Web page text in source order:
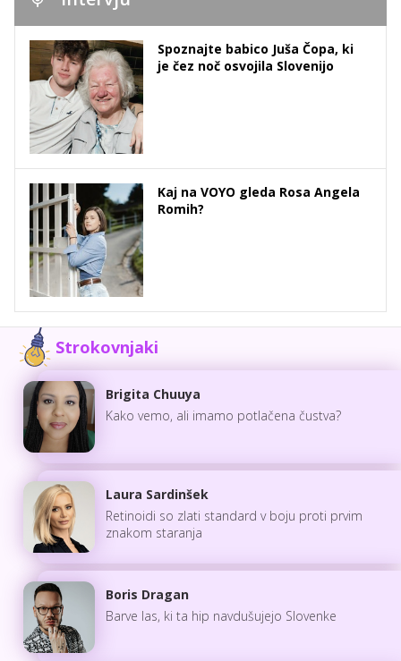
Spoznajte babico Juša Čopa, ki
je čez noč osvojila Slovenijo
Kaj na VOYO gleda Rosa Angela
Romih?
Strokovnjaki
Brigita Chuuya
Kako vemo, ali imamo potlačena čustva?
Laura Sardinšek
Retinoidi so zlati standard v boju proti prvim
znakom staranja
Boris Dragan
Barve las, ki ta hip navdušujejo Slovenke